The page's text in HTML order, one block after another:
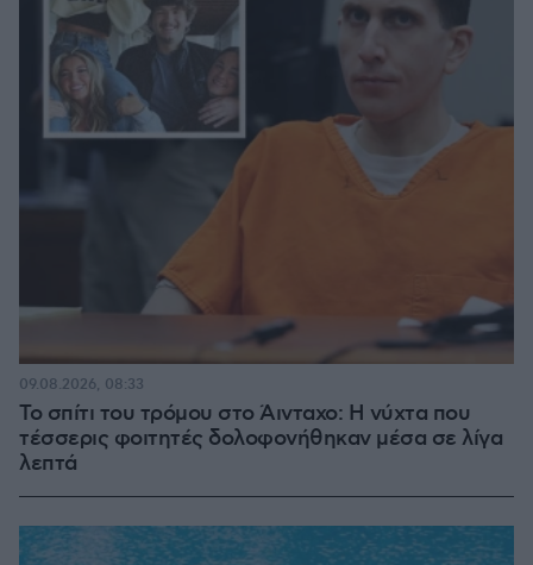
Το σπίτι του τρόμου στο Άινταχο: Η νύχτα που
τέσσερις φοιτητές δολοφονήθηκαν μέσα σε λίγα
λεπτά
09.08.2026, 08:33